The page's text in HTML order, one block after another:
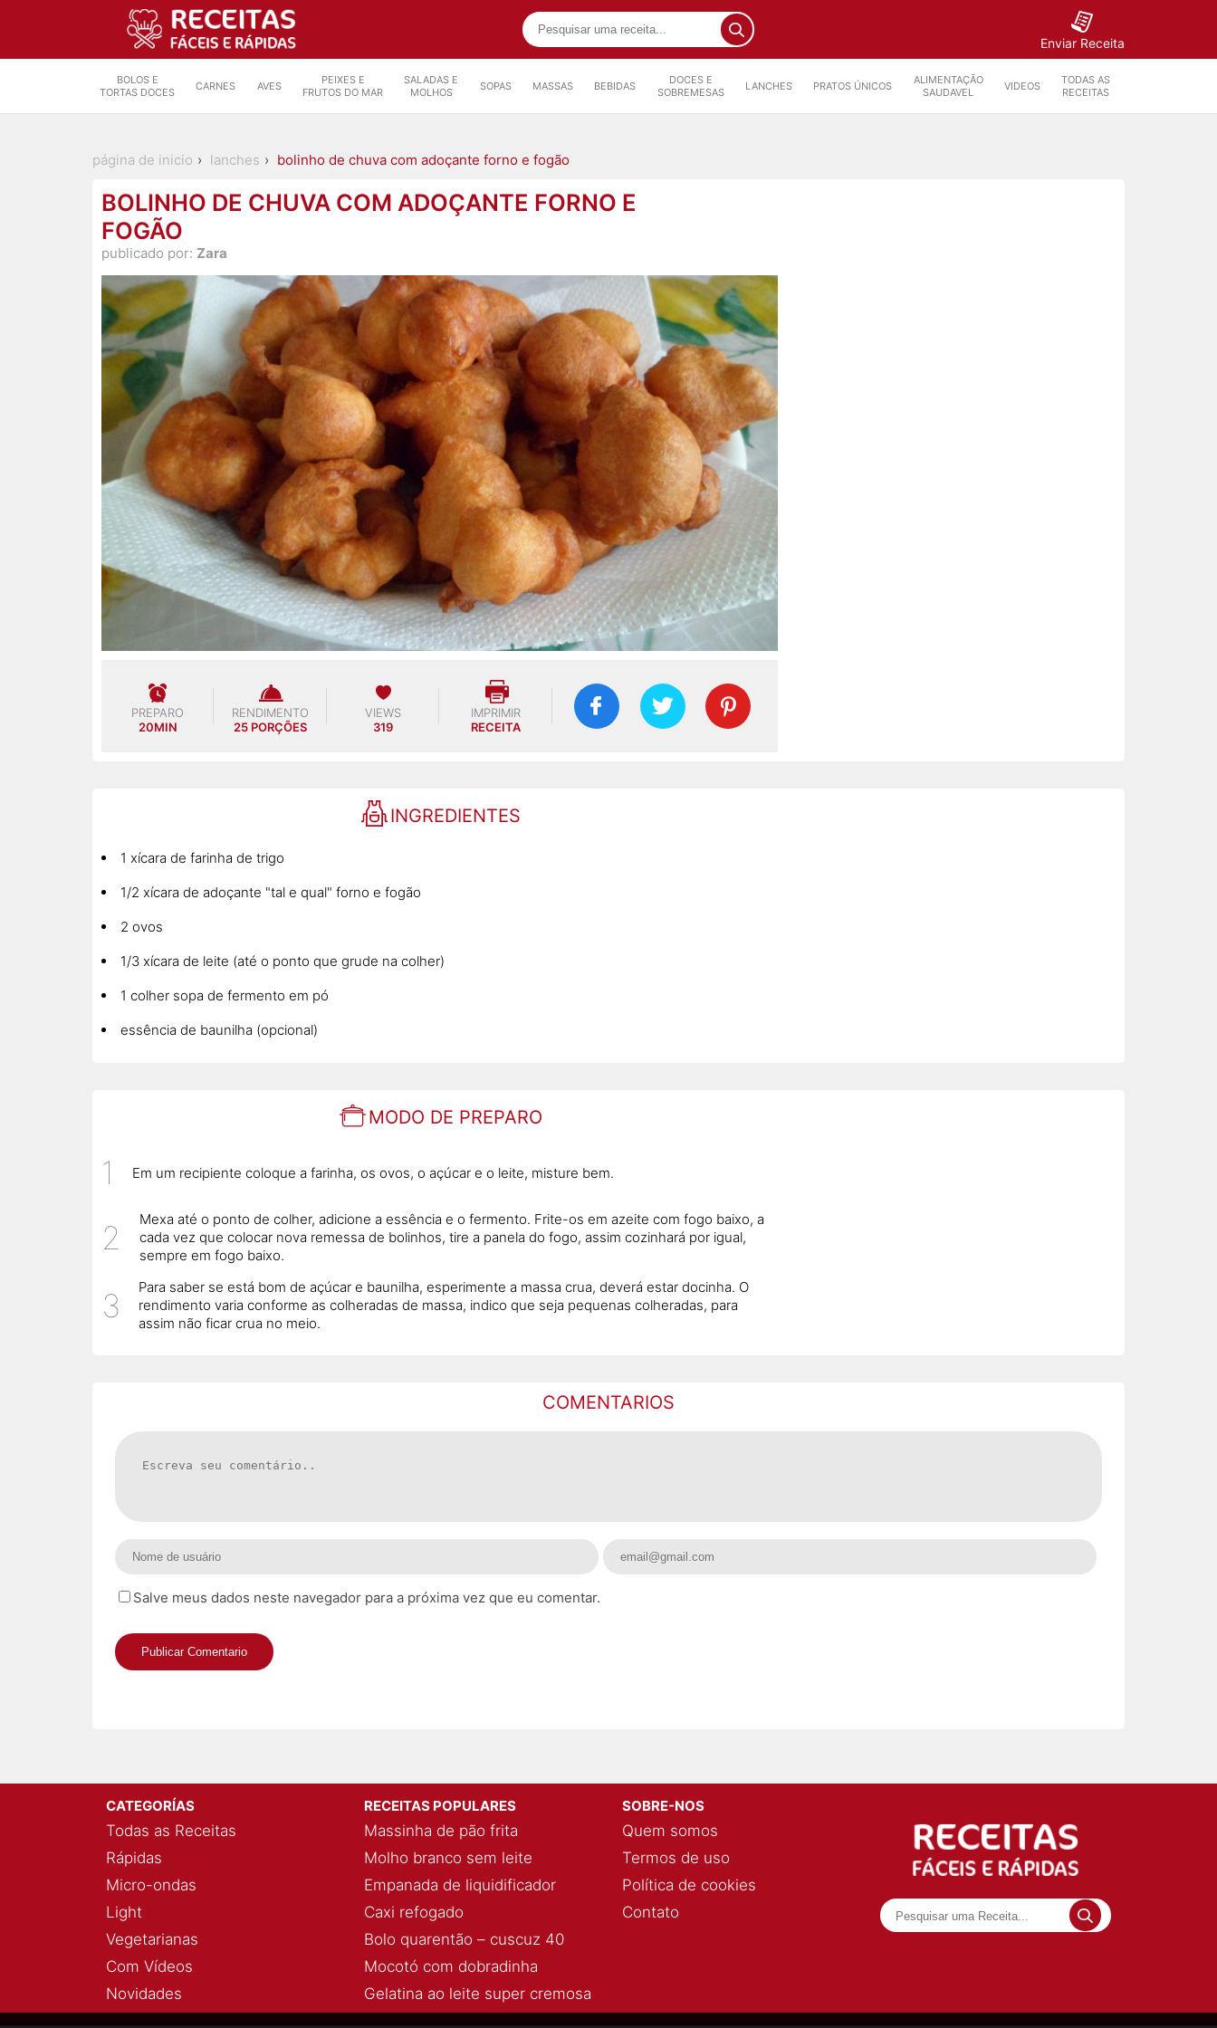
Enviar Receita
BOLOS E
TORTAS DOCES
CARNES AVES
PEIXES E
FRUTOS DO MAR
SALADAS E
MOLHOS
SOPAS MASSAS BEBIDAS
DOCES E
SOBREMESAS
LANCHES PRATOS ÚNICOS
ALIMENTAÇÃO
SAUDAVEL
VIDEOS
TODAS AS
RECEITAS
página de inicio lanches bolinho de chuva com adoçante forno e fogão
BOLINHO DE CHUVA COM ADOÇANTE FORNO E
FOGÃO
publicado por: Zara
PREPARO
20MIN
RENDIMENTO
25 PORÇÕES
VIEWS
319
IMPRIMIR
RECEITA
INGREDIENTES
1 xícara de farinha de trigo
1/2 xícara de adoçante "tal e qual" forno e fogão
2 ovos
1/3 xícara de leite (até o ponto que grude na colher)
1 colher sopa de fermento em pó
essência de baunilha (opcional)
MODO DE PREPARO
Em um recipiente coloque a farinha, os ovos, o açúcar e o leite, misture bem.
Mexa até o ponto de colher, adicione a essência e o fermento. Frite-os em azeite com fogo baixo, a
cada vez que colocar nova remessa de bolinhos, tire a panela do fogo, assim cozinhará por igual,
sempre em fogo baixo.
Para saber se está bom de açúcar e baunilha, esperimente a massa crua, deverá estar docinha. O
rendimento varia conforme as colheradas de massa, indico que seja pequenas colheradas, para
assim não ficar crua no meio.
COMENTARIOS
Salve meus dados neste navegador para a próxima vez que eu comentar.
CATEGORÍAS
Todas as Receitas
Rápidas
Micro-ondas
Light
Vegetarianas
Com Vídeos
Novidades
RECEITAS POPULARES
Massinha de pão frita
Molho branco sem leite
Empanada de liquidificador
Caxi refogado
Bolo quarentão – cuscuz 40
Mocotó com dobradinha
Gelatina ao leite super cremosa
SOBRE-NOS
Quem somos
Termos de uso
Política de cookies
Contato